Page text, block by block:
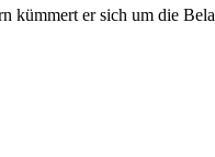
kümmert er sich um die